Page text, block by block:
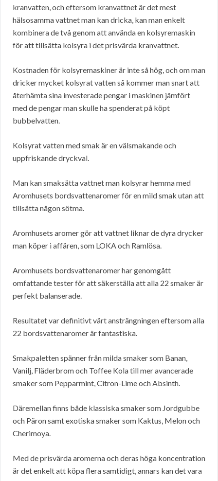
kranvatten, och eftersom kranvattnet är det mest
hälsosamma vattnet man kan dricka, kan man enkelt
kombinera de två genom att använda en kolsyremaskin
för att tillsätta kolsyra i det prisvärda kranvattnet.
Kostnaden för kolsyremaskiner är inte så hög, och om man
dricker mycket kolsyrat vatten så kommer man snart att
återhämta sina investerade pengar i maskinen jämfört
med de pengar man skulle ha spenderat på köpt
bubbelvatten.
Kolsyrat vatten med smak är en välsmakande och
uppfriskande dryckval.
Man kan smaksätta vattnet man kolsyrar hemma med
Aromhusets bordsvattenaromer för en mild smak utan att
tillsätta någon sötma.
Aromhusets aromer gör att vattnet liknar de dyra drycker
man köper i affären, som LOKA och Ramlösa.
Aromhusets bordsvattenaromer har genomgått
omfattande tester för att säkerställa att alla 22 smaker är
perfekt balanserade.
Resultatet var definitivt värt ansträngningen eftersom alla
22 bordsvattenaromer är fantastiska.
Smakpaletten spänner från milda smaker som Banan,
Vanilj, Fläderbrom och Toffee Kola till mer avancerade
smaker som Pepparmint, Citron-Lime och Absinth.
Däremellan finns både klassiska smaker som Jordgubbe
och Päron samt exotiska smaker som Kaktus, Melon och
Cherimoya.
Med de prisvärda aromerna och deras höga koncentration
är det enkelt att köpa flera samtidigt, annars kan det vara